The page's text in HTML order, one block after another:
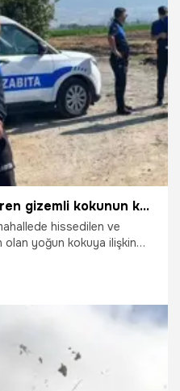
Turgutlu’da günlerdir süren gizemli kokunun kaynağı bulundu
hissedilen ve
olan yoğun kokuya ilişkin